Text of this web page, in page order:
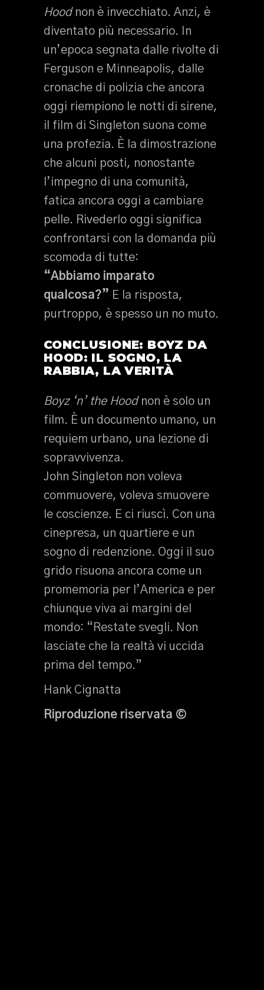
Hoodnon è invecchiato. Anzi, è
diventato più necessario. In
un’epoca segnata dalle rivolte di
Ferguson e Minneapolis, dalle
cronache di polizia che ancora
oggi riempiono le notti di sirene,
il film di Singleton suona come
una profezia. È la dimostrazione
che alcuni posti, nonostante
l’impegno di una comunità,
fatica ancora oggi a cambiare
pelle. Rivederlo oggi significa
confrontarsi con la domanda più
scomoda di tutte:
“Abbiamo imparato
qualcosa?” E la risposta,
purtroppo, è spesso un no muto.
CONCLUSIONE: BOYZ DA
HOOD: IL SOGNO, LA
RABBIA, LA VERITÀ
Boyz ‘n’ the Hoodnon è solo un
film. È un documento umano, un
requiem urbano, una lezione di
sopravvivenza.
John Singleton non voleva
commuovere, voleva smuovere
le coscienze. E ci riuscì. Con una
cinepresa, un quartiere e un
sogno di redenzione. Oggi il suo
grido risuona ancora come un
promemoria per l’America e per
chiunque viva ai margini del
mondo: “Restate svegli. Non
lasciate che la realtà vi uccida
prima del tempo.”
Hank Cignatta
Riproduzione riservata ©